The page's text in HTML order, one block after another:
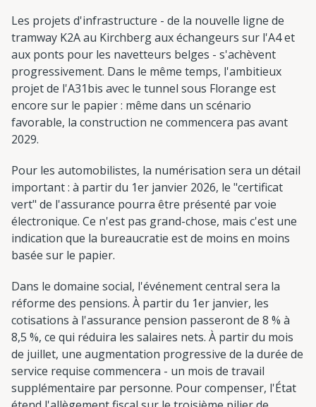
Les projets d'infrastructure - de la nouvelle ligne de
tramway K2A au Kirchberg aux échangeurs sur l'A4 et
aux ponts pour les navetteurs belges - s'achèvent
progressivement. Dans le même temps, l'ambitieux
projet de l'A31bis avec le tunnel sous Florange est
encore sur le papier : même dans un scénario
favorable, la construction ne commencera pas avant
2029.
Pour les automobilistes, la numérisation sera un détail
important : à partir du 1er janvier 2026, le "certificat
vert" de l'assurance pourra être présenté par voie
électronique. Ce n'est pas grand-chose, mais c'est une
indication que la bureaucratie est de moins en moins
basée sur le papier.
Dans le domaine social, l'événement central sera la
réforme des pensions. À partir du 1er janvier, les
cotisations à l'assurance pension passeront de 8 % à
8,5 %, ce qui réduira les salaires nets. À partir du mois
de juillet, une augmentation progressive de la durée de
service requise commencera - un mois de travail
supplémentaire par personne. Pour compenser, l'État